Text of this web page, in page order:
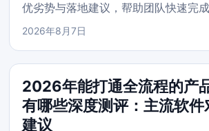
优劣势与落地建议，帮助团队快速完成
2026年8月7日
2026年能打通全流程的产
有哪些深度测评：主流软件
建议